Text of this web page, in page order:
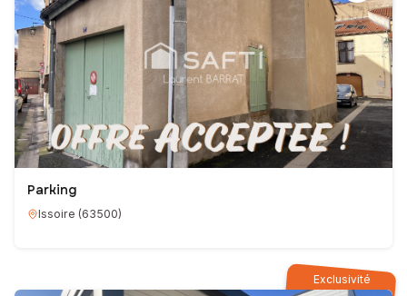
Parking
Issoire (63500)
Exclusivité